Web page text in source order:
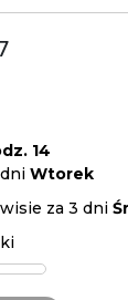
14
dniWtorek
za 3 dni